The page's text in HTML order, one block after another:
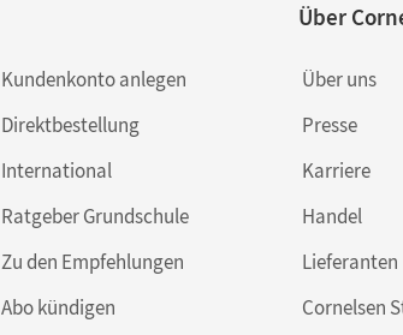
Kundenkonto anlegen
Direktbestellung
International
Ratgeber Grundschule
Zu den Empfehlungen
Abo kündigen
Über
Über uns
Presse
Karriere
Handel
Lieferanten
Cornelsen